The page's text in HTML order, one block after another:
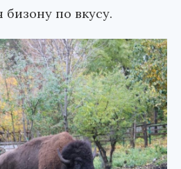
по вкусу.